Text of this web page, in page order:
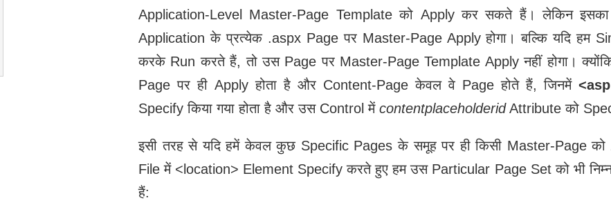
Application-Level Master-Page Template को Apply कर सकते हैं। लेकिन
Application के प्रत्‍येक .aspx Page पर Master-Page Apply होगा। बल्कि यदि हम
करके Run करते हैं, तो उस Page पर Master-Page Template Apply नहीं होगा।
Page पर ही Apply होता है और Content-Page केवल वे Page होते हैं, जिनमें
Specify किया गया होता है और उस Control में contentplaceholderidAttribute को
इसी तरह से यदि हमें केवल कुछ Specific Pages के समूह पर ही किसी Master-Page को
File में <location> Element Specify करते हुए हम उस Particular Page Set को भी
हैं: